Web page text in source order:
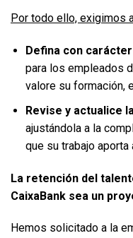
Por todo ello, exigimos
Defina con
para los empleados
valore su formación,
Revise y actualice
ajustándola a la
que su trabajo aporta
La retención del
CaixaBank sea un
Hemos solicitado a la